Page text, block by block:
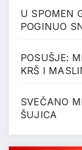
U SPOMEN
POGINUO
POSUŠJE:
KRŠ I
SVEČANO
ŠUJICA